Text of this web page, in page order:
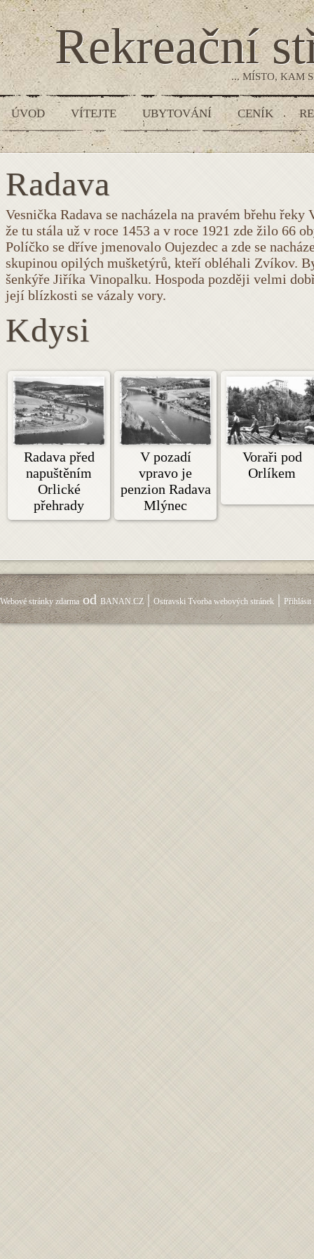
Rekreační
... MÍSTO, KAM
ÚVOD VÍTEJTE UBYTOVÁNÍ CENÍK
Radava
Vesnička Radava se nacházela na pravém břehu
že tu stála už v roce 1453 a v roce 1921 zde žilo 66
Políčko se dříve jmenovalo Oujezdec a zde se
skupinou opilých mušketýrů, kteří obléhali Zvíkov.
šenkýře Jiříka Vinopalku. Hospoda později velmi
její blízkosti se vázaly vory.
Kdysi
Radava před
napuštěním
Orlické
přehrady
V pozadí
vpravo je
penzion Radava
Mlýnec
Voraři pod
Orlíkem
Webové stránky zdarmaodBANAN.CZ| Ostravski Tvorba webových stránek | Přihlásit